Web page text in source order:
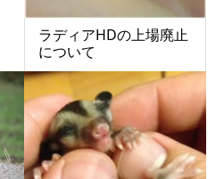
ラディアHDの上場廃止
について